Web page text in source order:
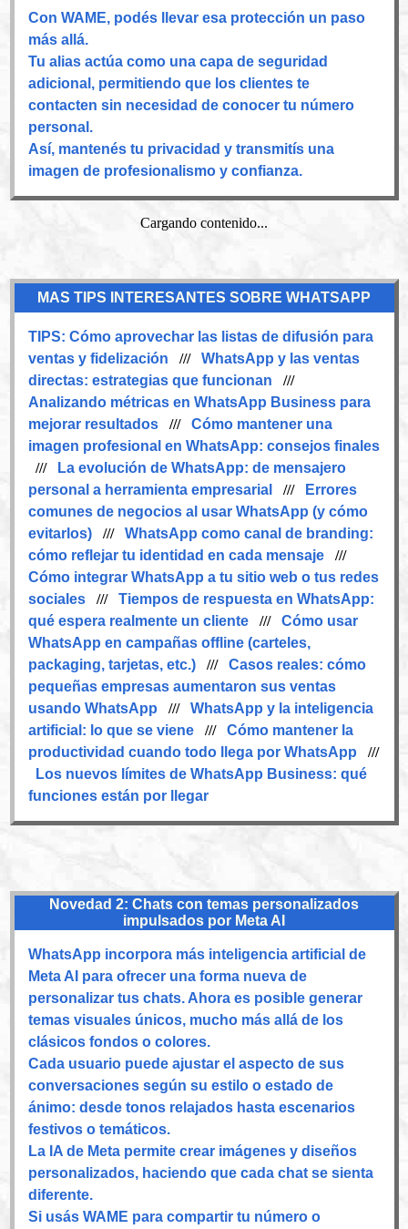
Con WAME, podés llevar esa protección un paso
más allá.
Tu alias actúa como una capa de seguridad
adicional, permitiendo que los clientes te
contacten sin necesidad de conocer tu número
personal.
Así, mantenés tu privacidad y transmitís una
imagen de profesionalismo y confianza.
Cargando contenido...
MAS TIPS INTERESANTES SOBRE WHATSAPP
TIPS: Cómo aprovechar las listas de difusión para
ventas y fidelización /// WhatsApp y las ventas
directas: estrategias que funcionan ///
Analizando métricas en WhatsApp Business para
mejorar resultados/// Cómo mantener una
imagen profesional en WhatsApp: consejos finales
///
La evolución de WhatsApp: de mensajero
personal a herramienta empresarial
///
Errores
comunes de negocios al usar WhatsApp (y cómo
evitarlos)/// WhatsApp como canal de branding:
cómo reflejar tu identidad en cada mensaje///
Cómo integrar WhatsApp a tu sitio web o tus redes
sociales/// Tiempos de respuesta en WhatsApp:
qué espera realmente un cliente/// Cómo usar
WhatsApp en campañas offline (carteles,
packaging, tarjetas, etc.)/// Casos reales: cómo
pequeñas empresas aumentaron sus ventas
usando WhatsApp /// WhatsApp y la inteligencia
artificial: lo que se viene/// Cómo mantener la
productividad cuando todo llega por WhatsApp ///
Los nuevos límites de WhatsApp Business: qué
funciones están por llegar
Novedad 2: Chats con temas personalizados
impulsados por Meta AI
WhatsApp incorpora más inteligencia artificial de
Meta AI para ofrecer una forma nueva de
personalizar tus chats. Ahora es posible generar
temas visuales únicos, mucho más allá de los
clásicos fondos o colores.
Cada usuario puede ajustar el aspecto de sus
conversaciones según su estilo o estado de
ánimo: desde tonos relajados hasta escenarios
festivos o temáticos.
La IA de Meta permite crear imágenes y diseños
personalizados, haciendo que cada chat se sienta
diferente.
Si usás WAME para compartir tu número o